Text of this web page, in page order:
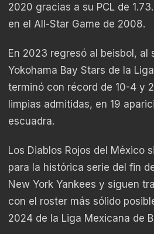
2020 gracias a su PCL de
en el All-Star Game de 2008.
En 2023 regresó al beisbol, al
Yokohama Bay Stars de la
terminó con récord de 10-4 y
limpias admitidas, en 19
escuadra.
Los Diablos Rojos del México
para la histórica serie del fin
New York Yankees y siguen
con el roster más sólido
2024 de la Liga Mexicana de